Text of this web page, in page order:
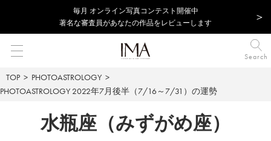
毎⽉ オンライン写真コンテスト開催中
著名な審査員があなたの作品をレビューします
Search
TOP
PHOTOASTROLOGY
PHOTOASTROLOGY 2022年7月後半（7/16～7/31）の運勢
水瓶座（みずがめ座）